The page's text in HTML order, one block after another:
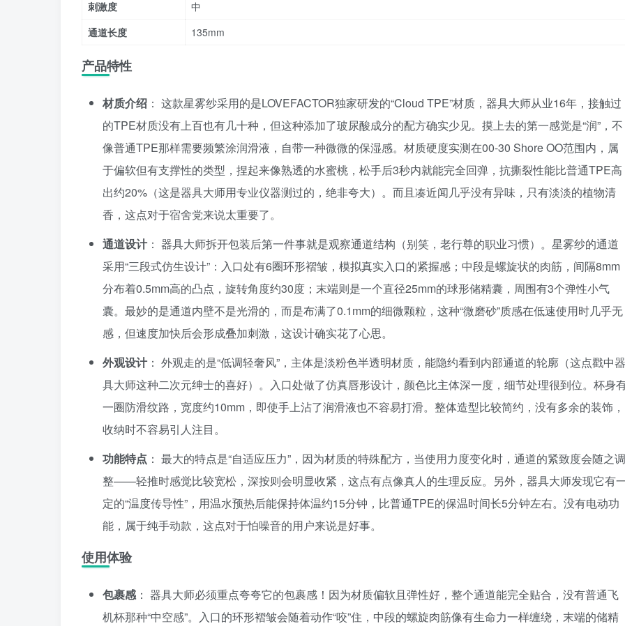
刺激度
中
通道长度
135mm
产品特性
材质介绍 ： 这款星雾纱采用的是LOVEFACTOR独家研发的“Cloud TPE”材质，器具大师从业16年，接触过
的TPE材质没有上百也有几十种，但这种添加了玻尿酸成分的配方确实少见。摸上去的第一感觉是“润”，不
像普通TPE那样需要频繁涂润滑液，自带一种微微的保湿感。材质硬度实测在00-30 Shore OO范围内，属
于偏软但有支撑性的类型，捏起来像熟透的水蜜桃，松手后3秒内就能完全回弹，抗撕裂性能比普通TPE高
出约20%（这是器具大师用专业仪器测过的，绝非夸大）。而且凑近闻几乎没有异味，只有淡淡的植物清
香，这点对于宿舍党来说太重要了。
通道设计： 器具大师拆开包装后第一件事就是观察通道结构（别笑，老行尊的职业习惯）。星雾纱的通道
采用“三段式仿生设计”：入口处有6圈环形褶皱，模拟真实入口的紧握感；中段是螺旋状的肉筋，间隔8mm
分布着0.5mm高的凸点，旋转角度约30度；末端则是一个直径25mm的球形储精囊，周围有3个弹性小气
囊。最妙的是通道内壁不是光滑的，而是布满了0.1mm的细微颗粒，这种“微磨砂”质感在低速使用时几乎无
感，但速度加快后会形成叠加刺激，这设计确实花了心思。
外观设计： 外观走的是“低调轻奢风”，主体是淡粉色半透明材质，能隐约看到内部通道的轮廓（这点戳中器
具大师这种二次元绅士的喜好）。入口处做了仿真唇形设计，颜色比主体深一度，细节处理很到位。杯身
一圈防滑纹路，宽度约10mm，即使手上沾了润滑液也不容易打滑。整体造型比较简约，没有多余的装饰，
收纳时不容易引人注目。
功能特点 ： 最大的特点是“自适应压力”，因为材质的特殊配方，当使用力度变化时，通道的紧致度会随之调
整——轻推时感觉比较宽松，深按则会明显收紧，这点有点像真人的生理反应。另外，器具大师发现它有
定的“温度传导性”，用温水预热后能保持体温约15分钟，比普通TPE的保温时间长5分钟左右。没有电动功
能，属于纯手动款，这点对于怕噪音的用户来说是好事。
使用体验
包裹感 ： 器具大师必须重点夸夸它的包裹感！因为材质偏软且弹性好，整个通道能完全贴合，没有普通飞
机杯那种“中空感”。入口的环形褶皱会随着动作“咬”住，中段的螺旋肉筋像有生命力一样缠绕，末端的储精